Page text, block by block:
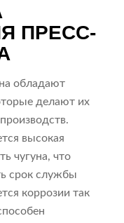
ПРЕСС-
обладают
делают их
высокая
чугуна, что
срок службы
коррозии так